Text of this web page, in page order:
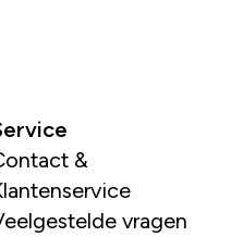
&
vragen